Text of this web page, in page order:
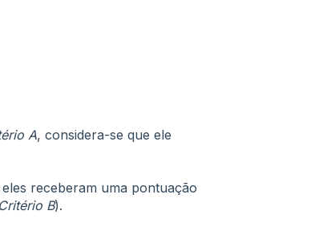
A, considera-se que ele
receberam uma pontuação
Critério B).